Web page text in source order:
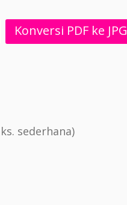
Konversi PDF ke JPG
sederhana)